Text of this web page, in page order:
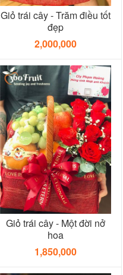
Giỏ trái cây - Trăm điều tốt
đẹp
2,000,000
Giỏ trái cây - Một đời nở
hoa
1,850,000